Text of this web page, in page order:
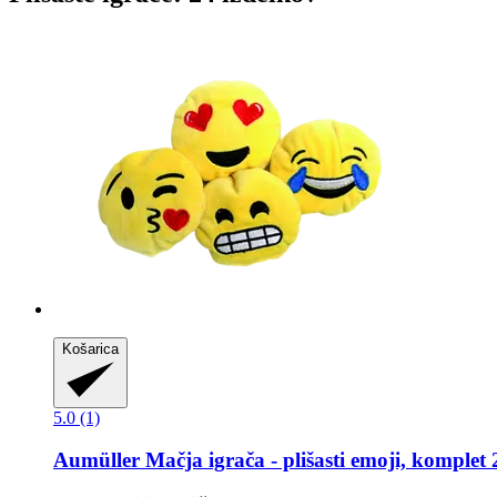
Košarica
5.0 (1)
Aumüller Mačja igrača -​ plišasti emoji, komplet